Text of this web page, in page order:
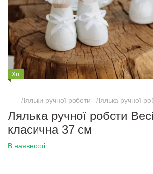
Хіт
Ляльки ручної роботи Лялька ручної
Лялька ручної роботи
класична 37 см
В наявності